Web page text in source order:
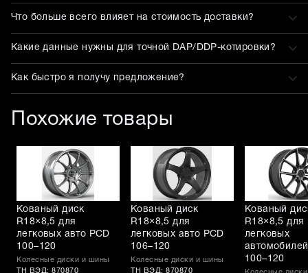
Что больше всего влияет на стоимость доставки?
Какие данные нужны для точной DAP/DDP-котировки?
Как быстро я получу предложение?
Похожие товары
Кованый диск
R18×8,5 для
легковых авто PCD
100–120
Колесные диски и шины
ТН ВЭД: 870870
Кованый диск
R18×8,5 для
легковых авто PCD
106–120
Колесные диски и шины
ТН ВЭД: 870870
Кованый
R18×8,5 для
легковых
100–120